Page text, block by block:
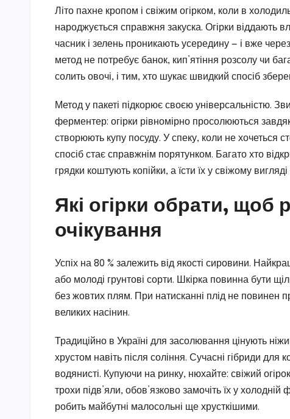
Літо пахне кропом і свіжим огірком, коли в
народжується справжня закуска. Огірки віддають
часник і зелень проникають усередину — і вже
метод не потребує банок, кип’ятіння розсолу чи
солить овочі, і тим, хто шукає швидкий спосіб
Метод у пакеті підкорює своєю універсальністю.
ферментер: огірки рівномірно просолюються
створюють купу посуду. У спеку, коли не хочеться
спосіб стає справжнім порятунком. Багато хто
грядки коштують копійки, а їсти їх у свіжому
Які огірки обрати, щоб
очікування
Успіх на 80 % залежить від якості сировини.
або молоді грунтові сорти. Шкірка повинна бути
без жовтих плям. При натисканні плід не повинен
великих насінин.
Традиційно в Україні для засолювання цінують
хрустом навіть після соління. Сучасні гібриди
водянисті. Купуючи на ринку, нюхайте: свіжий
трохи підв’яли, обов’язково замочіть їх у
робить майбутні малосольні ще хрусткішими.